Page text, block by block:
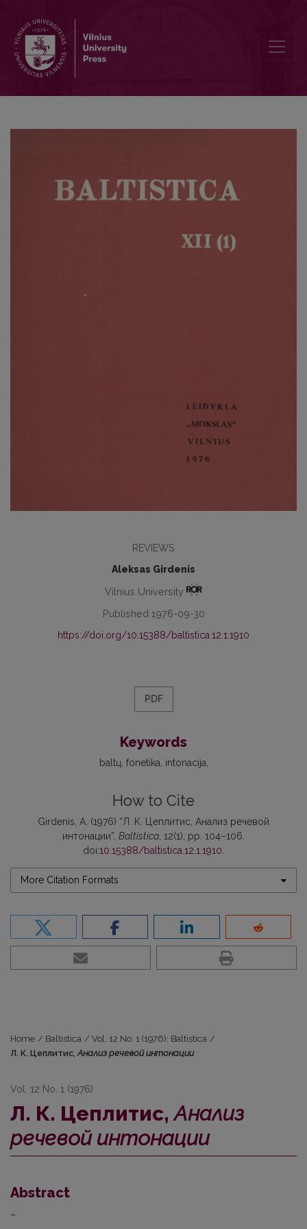
REVIEWS
Aleksas Girdenis
Vilnius University
Published 1976-09-30
https://doi.org/10.15388/baltistica.12.1.1910
PDF
Keywords
baltų fonetika intonacija
How to Cite
Girdenis, A. (1976) “Л. К. Цеплитис, Анализ речевой
интонации”, Baltistica , 12(1), pp. 104–106.
doi:10.15388/baltistica.12.1.1910
More Citation Formats
Home / Baltistica / Vol. 12 No. 1 (1976): Baltistica /
Л. К. Цеплитис,Анализ речевой интонации
Vol. 12 No. 1 (1976)
Л. К. Цеплитис,Анализ
речевой интонации
Abstract
–